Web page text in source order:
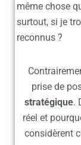
même chose
surtout, si je
reconnus ?
prise de
stratégique.
réel et
considèrent